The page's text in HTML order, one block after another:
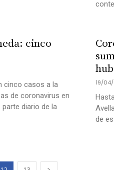
cinco
cinco casos a la
de coronavirus en
diario de la
19/
de